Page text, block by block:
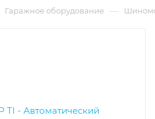
Гаражное оборудование —